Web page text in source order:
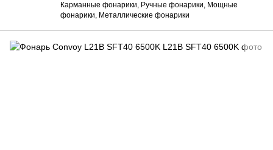
Карманные фонарики, Ручные фонарики, Мощные
фонарики, Металлические фонарики